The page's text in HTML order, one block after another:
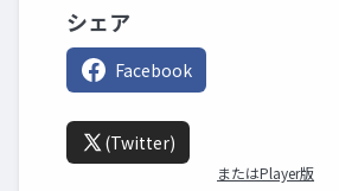
シェア
Facebook
(Twitter)
またはPlayer版